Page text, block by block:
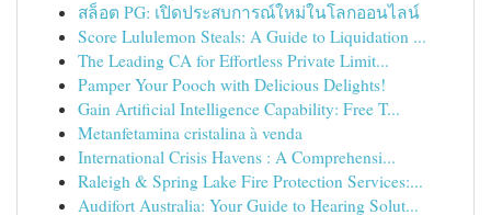
สล็อต PG: เปิดประสบการณ์ใหม่ในโลกออนไลน์
Score Lululemon Steals: A Guide to Liquidation ...
The Leading CA for Effortless Private Limit...
Pamper Your Pooch with Delicious Delights!
Gain Artificial Intelligence Capability: Free T...
Metanfetamina cristalina à venda
International Crisis Havens : A Comprehensi...
Raleigh & Spring Lake Fire Protection Services:...
Audifort Australia: Your Guide to Hearing Solut...